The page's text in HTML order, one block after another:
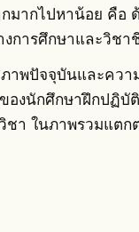
กมากไปหาน้อย คื
การศึกษาและวิช
ปัจจุบันและความ
องนักศึกษาฝึกปฏิ
ชา ในภาพรวมแต